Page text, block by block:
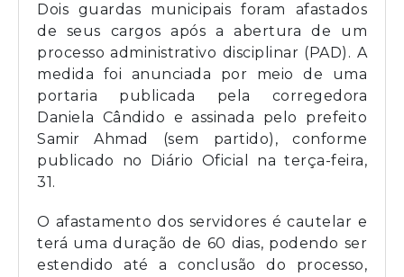
Dois guardas municipais foram afastados
de seus cargos após a abertura de um
processo administrativo disciplinar (PAD). A
medida foi anunciada por meio de uma
portaria publicada pela corregedora
Daniela Cândido e assinada pelo prefeito
Samir Ahmad (sem partido), conforme
publicado no Diário Oficial na terça-feira,
31.
O afastamento dos servidores é cautelar e
terá uma duração de 60 dias, podendo ser
estendido até a conclusão do processo,